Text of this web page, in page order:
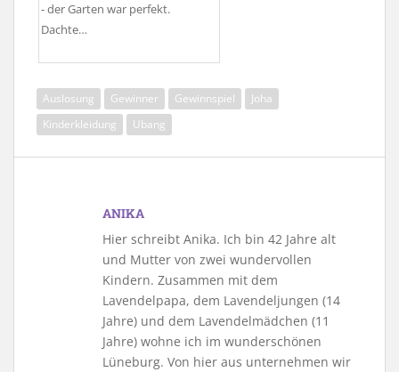
- der Garten war perfekt.
Dachte…
Auslosung Gewinner Gewinnspiel
Joha
Kinderkleidung
Ubang
ANIKA
Hier schreibt Anika. Ich bin 42 Jahre alt
und Mutter von zwei wundervollen
Kindern. Zusammen mit dem
Lavendelpapa, dem Lavendeljungen (14
Jahre) und dem Lavendelmädchen (11
Jahre) wohne ich im wunderschönen
Lüneburg. Von hier aus unternehmen wir